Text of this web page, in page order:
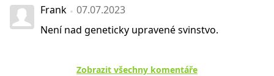
Frank
07.07.2023
Není nad geneticky upravené svinstvo.
Zobrazit všechny komentáře